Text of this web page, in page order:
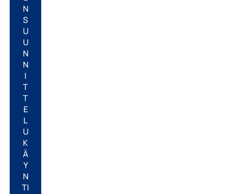
N
S
U
U
N
N
I
T
T
E
L
U
K
Ä
Y
N
TI